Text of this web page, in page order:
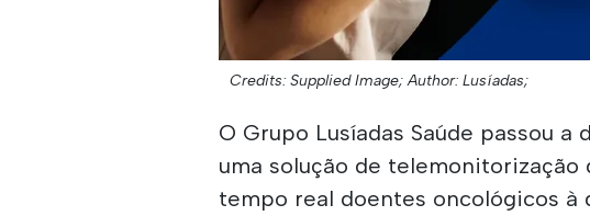
Credits: Supplied Image; Author: Lusíadas;
O Grupo Lusíadas Saúde passou
uma solução de
tempo real doentes oncológicos à